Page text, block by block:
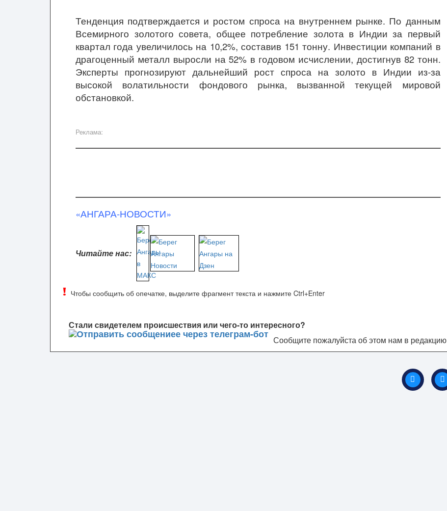
Тенденция подтверждается и ростом спроса на внутреннем рынке. По данным
Всемирного золотого совета, общее потребление золота в Индии за первый
квартал года увеличилось на 10,2%, составив 151 тонну. Инвестиции компаний в
драгоценный металл выросли на 52% в годовом исчислении, достигнув 82 тонн.
Эксперты прогнозируют дальнейший рост спроса на золото в Индии из-за
высокой волатильности фондового рынка, вызванной текущей мировой
обстановкой.
Реклама:
«АНГАРА-НОВОСТИ»
Читайте нас:
Стали свидетелем происшествия или чего-то интересного?
Сообщите пожалуйста об этом нам в редакцию
Чтобы сообщить об опечатке, выделите фрагмент текста и нажмите Ctrl+Enter